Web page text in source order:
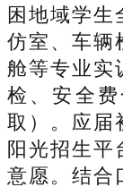
困地域学生
仿室、车辆
舱等专业实
检、安全
取）。应届
阳光招生平
意愿。结合